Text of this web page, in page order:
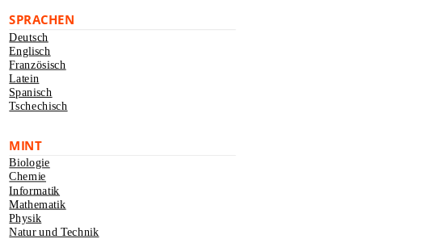
SPRACHEN
Deutsch
Englisch
Französisch
Latein
Spanisch
Tschechisch
MINT
Biologie
Chemie
Informatik
Mathematik
Physik
Natur und Technik